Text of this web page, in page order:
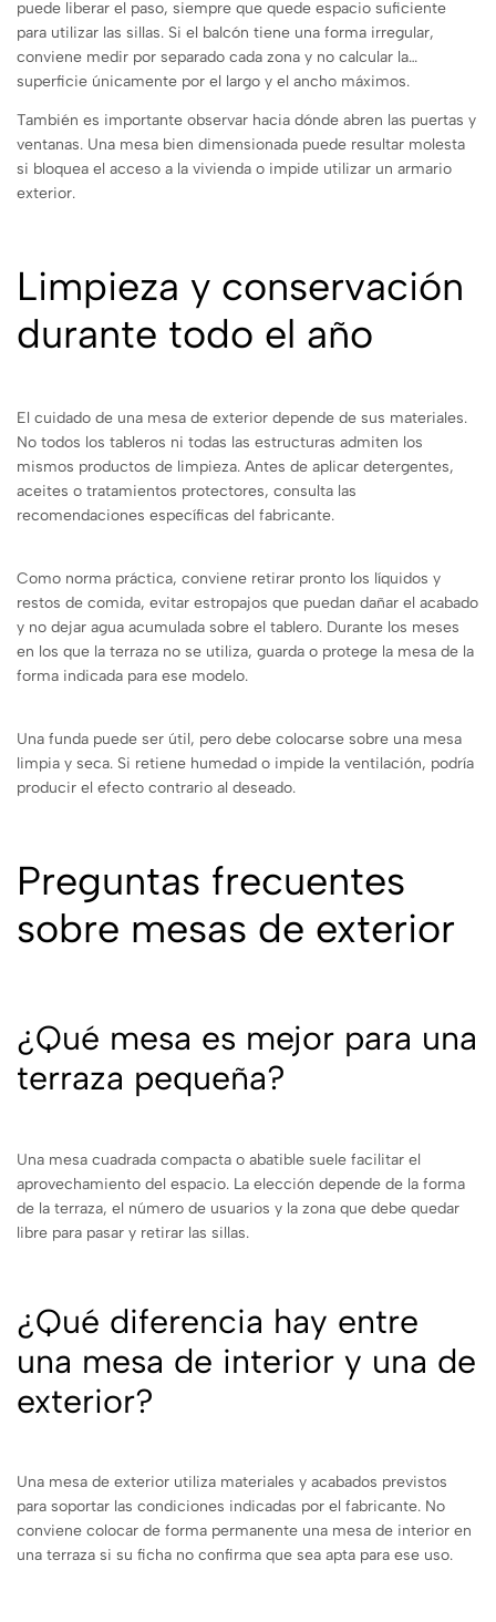
puede liberar el paso, siempre que quede espacio suficiente
para utilizar las sillas. Si el balcón tiene una forma irregular,
conviene medir por separado cada zona y no calcular la
superficie únicamente por el largo y el ancho máximos.
También es importante observar hacia dónde abren las puertas y
ventanas. Una mesa bien dimensionada puede resultar molesta
si bloquea el acceso a la vivienda o impide utilizar un armario
exterior.
Limpieza y conservación
durante todo el año
El cuidado de una mesa de exterior depende de sus materiales.
No todos los tableros ni todas las estructuras admiten los
mismos productos de limpieza. Antes de aplicar detergentes,
aceites o tratamientos protectores, consulta las
recomendaciones específicas del fabricante.
Como norma práctica, conviene retirar pronto los líquidos y
restos de comida, evitar estropajos que puedan dañar el acabado
y no dejar agua acumulada sobre el tablero. Durante los meses
en los que la terraza no se utiliza, guarda o protege la mesa de la
forma indicada para ese modelo.
Una funda puede ser útil, pero debe colocarse sobre una mesa
limpia y seca. Si retiene humedad o impide la ventilación, podría
producir el efecto contrario al deseado.
Preguntas frecuentes
sobre mesas de exterior
¿Qué mesa es mejor para una
terraza pequeña?
Una mesa cuadrada compacta o abatible suele facilitar el
aprovechamiento del espacio. La elección depende de la forma
de la terraza, el número de usuarios y la zona que debe quedar
libre para pasar y retirar las sillas.
¿Qué diferencia hay entre
una mesa de interior y una de
exterior?
Una mesa de exterior utiliza materiales y acabados previstos
para soportar las condiciones indicadas por el fabricante. No
conviene colocar de forma permanente una mesa de interior en
una terraza si su ficha no confirma que sea apta para ese uso.